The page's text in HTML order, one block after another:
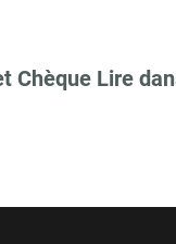
Chèque Lire